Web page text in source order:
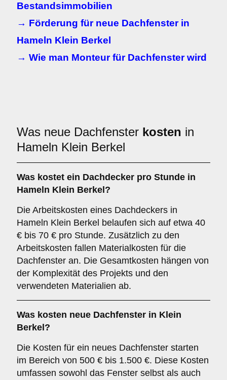
Bestandsimmobilien
→ Förderung für neue Dachfenster in
Hameln Klein Berkel
→ Wie man Monteur für Dachfenster wird
Was neue Dachfenster kosten in
Hameln Klein Berkel
Was kostet ein Dachdecker pro Stunde in
Hameln Klein Berkel?
Die Arbeitskosten eines Dachdeckers in
Hameln Klein Berkel belaufen sich auf etwa 40
€ bis 70 € pro Stunde. Zusätzlich zu den
Arbeitskosten fallen Materialkosten für die
Dachfenster an. Die Gesamtkosten hängen von
der Komplexität des Projekts und den
verwendeten Materialien ab.
Was kosten neue Dachfenster in Klein
Berkel?
Die Kosten für ein neues Dachfenster starten
im Bereich von 500 € bis 1.500 €. Diese Kosten
umfassen sowohl das Fenster selbst als auch